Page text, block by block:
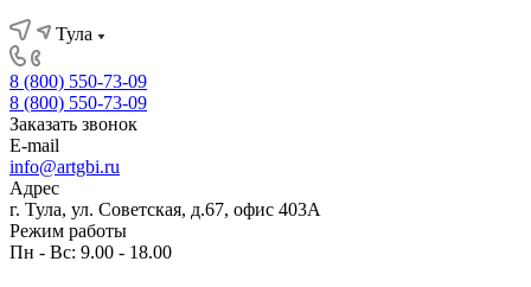
Тула
8 (800) 550-73-09
8 (800) 550-73-09
Заказать звонок
E-mail
info@artgbi.ru
Адрес
г. Тула, ул. Советская, д.67, офис 403А
Режим работы
Пн - Вс: 9.00 - 18.00